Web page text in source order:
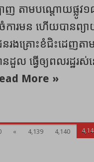
ញ តាមបណ្ដោយផ្លូវ១
ការមន ហើយបានព្យា
នរងគ្រោះខំជិះដេញត
ល ធ្វើឲ្យពលរដ្ឋរស់
More »
« 4,139 4,140